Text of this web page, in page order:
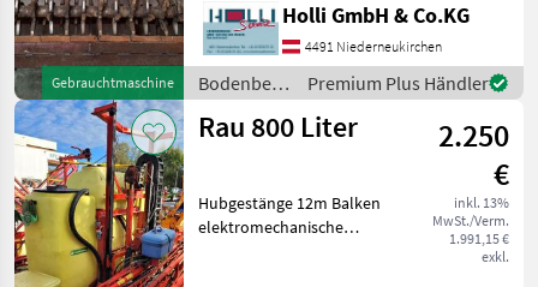
Gebrauchtmaschine
Privarverkauf Null sechs
sieben sieben 62071374
oder Null sechs sechs vier
4987464 Bod
Holli GmbH & Co.KG
4491 Niederneukirchen
Bodenbearbeitung
/ Rau
Premium Plus Händler
Rau 800 Liter
2.250
€
inkl. 13%
MwSt./Verm.
1.991,15 €
exkl.
Hubgestänge 12m Balken
elektromechanische